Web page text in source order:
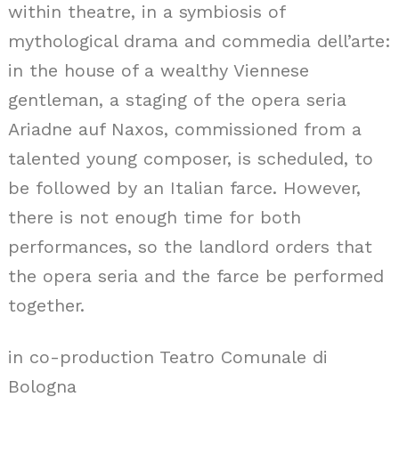
within theatre, in a symbiosis of
mythological drama and commedia dell’arte:
in the house of a wealthy Viennese
gentleman, a staging of the opera seria
Ariadne auf Naxos, commissioned from a
talented young composer, is scheduled, to
be followed by an Italian farce. However,
there is not enough time for both
performances, so the landlord orders that
the opera seria and the farce be performed
together.
in co-production Teatro Comunale di
Bologna